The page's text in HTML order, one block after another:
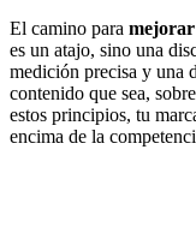
El camino para mejorar
es un atajo, sino una
medición precisa y una
contenido que sea,
estos principios, tu
encima de la